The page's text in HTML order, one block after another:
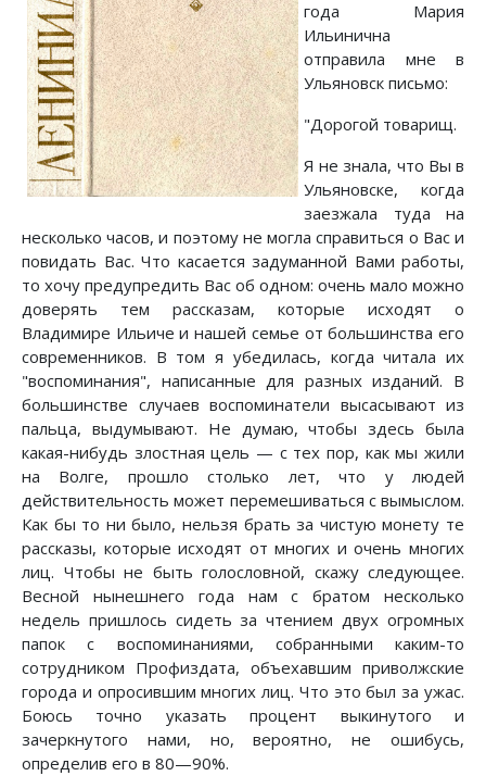
года Мария
Ильинична
отправила мне в
Ульяновск письмо:
"Дорогой товарищ.
Я не знала, что Вы в
Ульяновске, когда
заезжала туда на
несколько часов, и поэтому не могла справиться о Вас и
повидать Вас. Что касается задуманной Вами работы,
то хочу предупредить Вас об одном: очень мало можно
доверять тем рассказам, которые исходят о
Владимире Ильиче и нашей семье от большинства его
современников. В том я убедилась, когда читала их
"воспоминания", написанные для разных изданий. В
большинстве случаев воспоминатели высасывают из
пальца, выдумывают. Не думаю, чтобы здесь была
какая-нибудь злостная цель — с тех пор, как мы жили
на Волге, прошло столько лет, что у людей
действительность может перемешиваться с вымыслом.
Как бы то ни было, нельзя брать за чистую монету те
рассказы, которые исходят от многих и очень многих
лиц. Чтобы не быть голословной, скажу следующее.
Весной нынешнего года нам с братом несколько
недель пришлось сидеть за чтением двух огромных
папок с воспоминаниями, собранными каким-то
сотрудником Профиздата, объехавшим приволжские
города и опросившим многих лиц. Что это был за ужас.
Боюсь точно указать процент выкинутого и
зачеркнутого нами, но, вероятно, не ошибусь,
определив его в 80—90%.